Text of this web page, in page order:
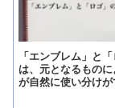
「エンブレム」と
は、元となるもの
が自然に使い分け